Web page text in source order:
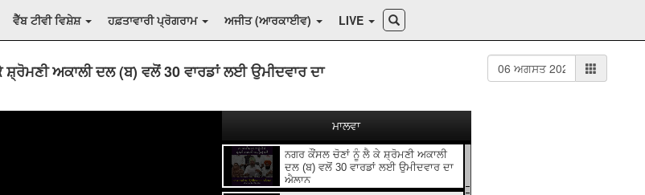
ਵੈੱਬ ਟੀਵੀ ਵਿਸ਼ੇਸ਼ ਹਫ਼ਤਾਵਾਰੀ ਪ੍ਰੋਗਰਾਮ ਅਜੀਤ (ਆਰਕਾਈਵ) LIVE
ਅਕਾਲੀ ਦਲ (ਬ) ਵਲੋਂ 30 ਵਾਰਡਾਂ ਲਈ ਉਮੀਦਵਾਰ ਦਾ
ਨਗਰ ਕੌਂਸਲ ਚੋਣਾਂ ਨੂੰ ਲੈ ਕੇ ਸ਼੍ਰੋਮਣੀ ਅਕਾਲੀ
ਦਲ (ਬ) ਵਲੋਂ 30 ਵਾਰਡਾਂ ਲਈ ਉਮੀਦਵਾਰ ਦਾ
ਐਲਾਨ
ਮਾਲਵਾ